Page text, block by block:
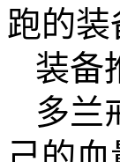
跑的装
装备
多兰